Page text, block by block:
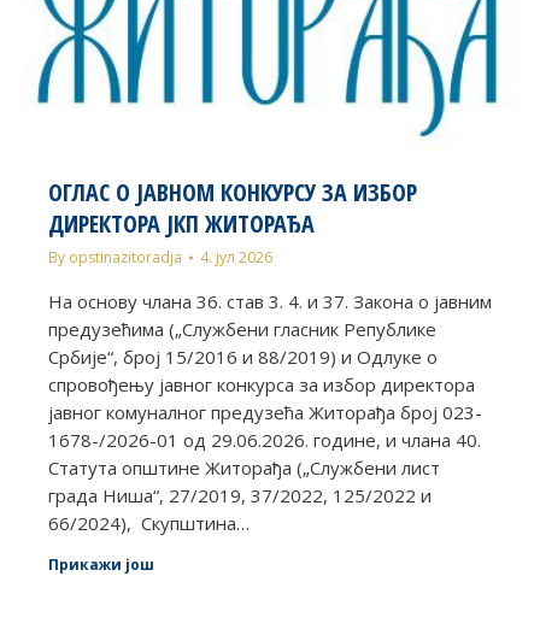
ОГЛАС О ЈАВНОМ КОНКУРСУ ЗА ИЗБОР
ДИРЕКТОРА ЈКП ЖИТОРАЂА
By opstinazitoradja 4. јул 2026
На основу члана 36. став 3. 4. и 37. Закона о јавним
предузећима („Службени гласник Републике
Србије“, број 15/2016 и 88/2019) и Одлуке о
спровођењу јавног конкурса за избор директора
јавног комуналног предузећа Житорађа број 023-
1678-/2026-01 од 29.06.2026. године, и члана 40.
Статута општине Житорађа („Службени лист
града Ниша“, 27/2019, 37/2022, 125/2022 и
66/2024), Скупштина…
Прикажи још